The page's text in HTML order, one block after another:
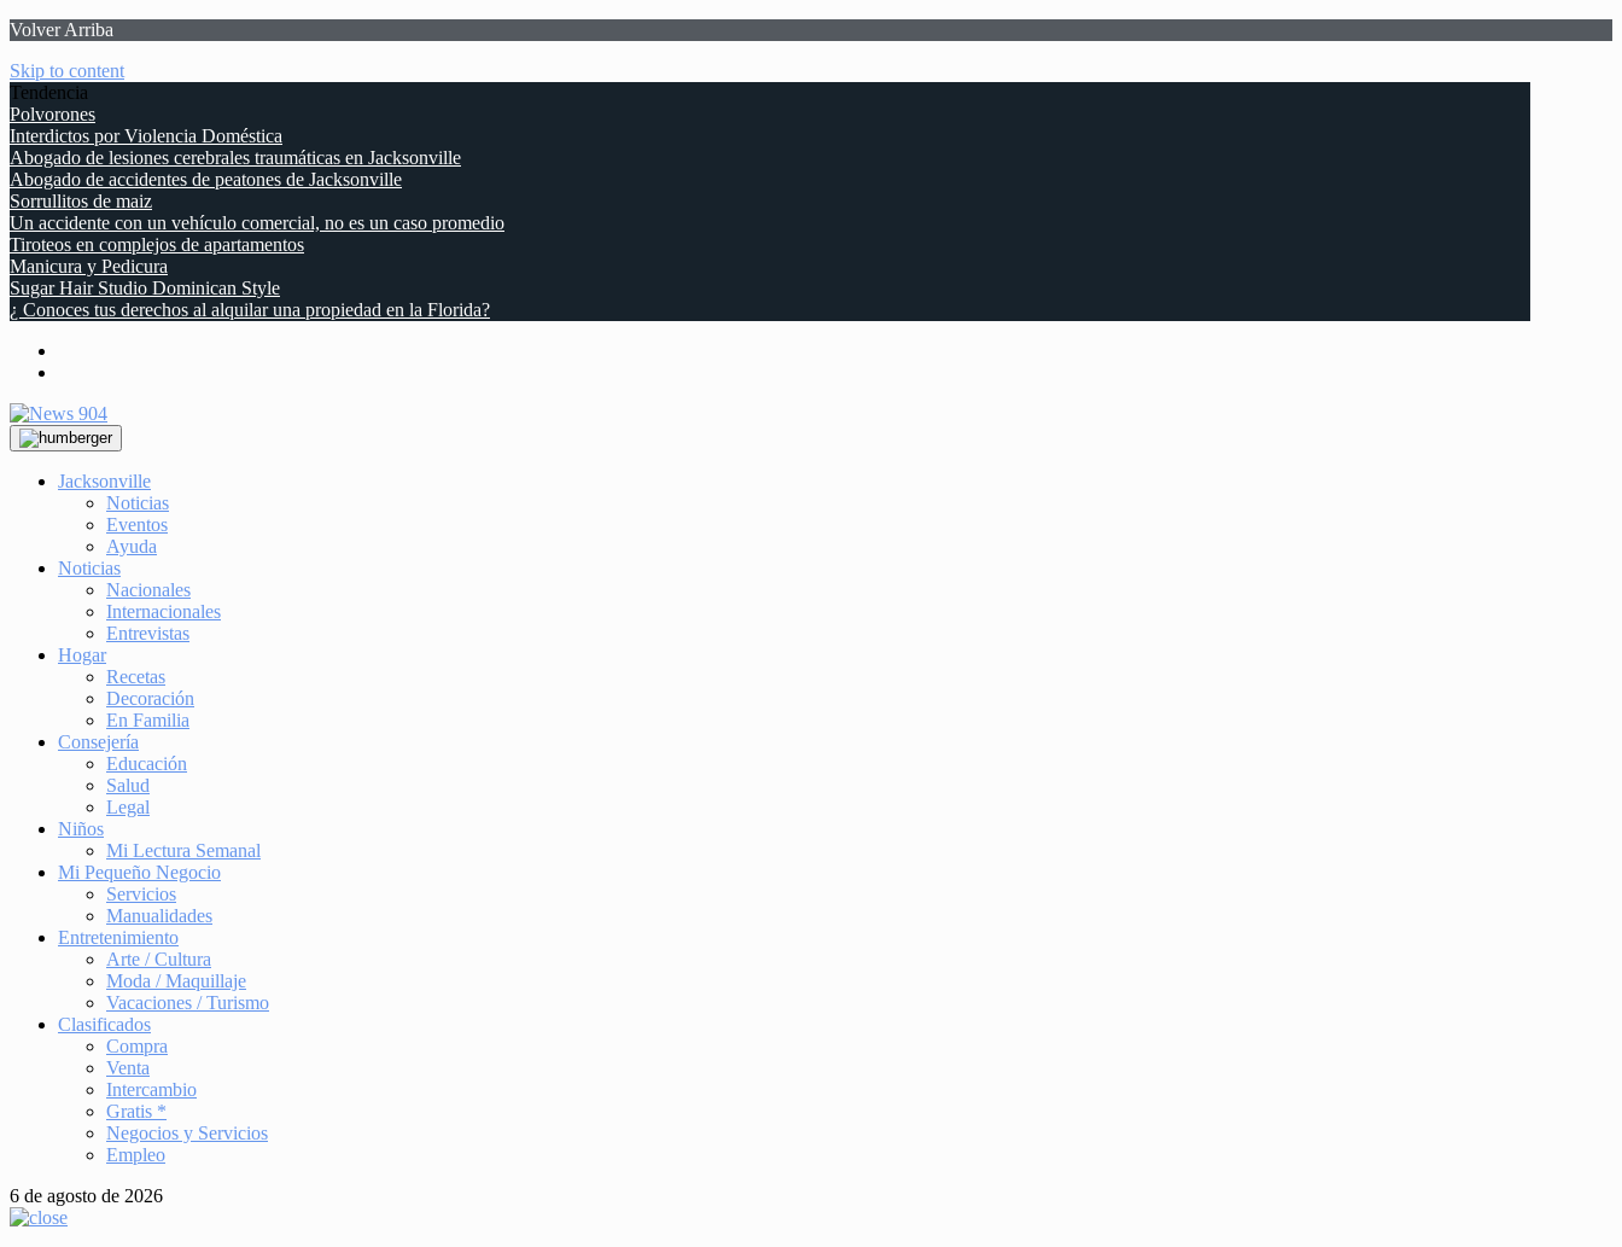
Volver Arriba
Skip to content
Tendencia
Polvorones
Interdictos por Violencia Doméstica
Abogado de lesiones cerebrales traumáticas en Jacksonville
Abogado de accidentes de peatones de Jacksonville
Sorrullitos de maiz
Un accidente con un vehículo comercial, no es un caso promedio
Tiroteos en complejos de apartamentos
Manicura y Pedicura
Sugar Hair Studio Dominican Style
¿ Conoces tus derechos al alquilar una propiedad en la Florida?
Jacksonville
Noticias
Eventos
Ayuda
Noticias
Nacionales
Internacionales
Entrevistas
Hogar
Recetas
Decoración
En Familia
Consejería
Educación
Salud
Legal
Niños
Mi Lectura Semanal
Mi Pequeño Negocio
Servicios
Manualidades
Entretenimiento
Arte / Cultura
Moda / Maquillaje
Vacaciones / Turismo
Clasificados
Compra
Venta
Intercambio
Gratis *
Negocios y Servicios
Empleo
6 de agosto de 2026